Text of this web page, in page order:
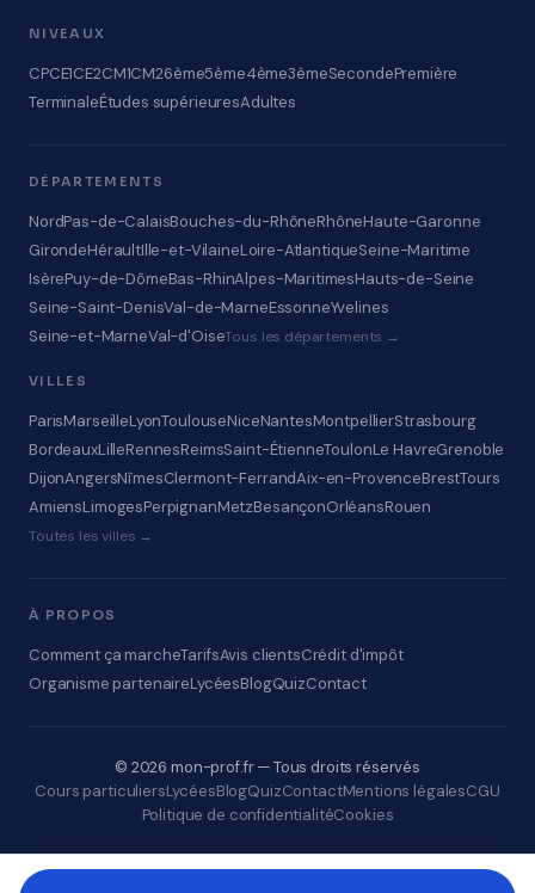
NIVEAUX
CPCE1CE2CM1CM26ème5ème4ème3èmeSecondePremière
TerminaleÉtudes supérieuresAdultes
DÉPARTEMENTS
NordPas-de-CalaisBouches-du-RhôneRhôneHaute-Garonne
GirondeHéraultIlle-et-VilaineLoire-AtlantiqueSeine-Maritime
IsèrePuy-de-DômeBas-RhinAlpes-MaritimesHauts-de-Seine
Seine-Saint-DenisVal-de-MarneEssonneYvelines
Seine-et-MarneVal-d'OiseTous les départements →
VILLES
ParisMarseilleLyonToulouseNiceNantesMontpellierStrasbourg
BordeauxLilleRennesReimsSaint-ÉtienneToulonLe HavreGrenoble
DijonAngersNîmesClermont-FerrandAix-en-ProvenceBrestTours
AmiensLimogesPerpignanMetzBesançonOrléansRouen
Toutes les villes →
À PROPOS
Comment ça marcheTarifsAvis clientsCrédit d'impôt
Organisme partenaireLycéesBlogQuizContact
© 2026 mon-prof.fr — Tous droits réservés
Cours particuliersLycéesBlogQuizContactMentions légalesCGU
Politique de confidentialitéCookies